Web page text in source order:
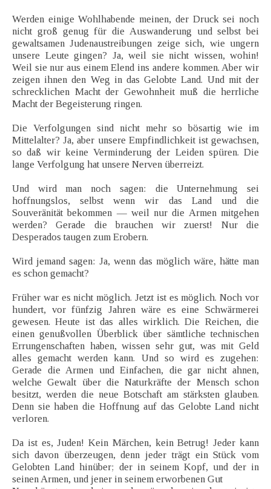
Werden einige Wohlhabende meinen, der Druck sei noch
nicht groß genug für die Auswanderung und selbst bei
gewaltsamen Judenaustreibungen zeige sich, wie ungern
unsere Leute gingen? Ja, weil sie nicht wissen, wohin!
Weil sie nur aus einem Elend ins andere kommen. Aber wir
zeigen ihnen den Weg in das Gelobte Land. Und mit der
schrecklichen Macht der Gewohnheit muß die herrliche
Macht der Begeisterung ringen.
Die Verfolgungen sind nicht mehr so bösartig wie im
Mittelalter? Ja, aber unsere Empfindlichkeit ist gewachsen,
so daß wir keine Verminderung der Leiden spüren. Die
lange Verfolgung hat unsere Nerven überreizt.
Und wird man noch sagen: die Unternehmung sei
hoffnungslos, selbst wenn wir das Land und die
Souveränität bekommen — weil nur die Armen mitgehen
werden? Gerade die brauchen wir zuerst! Nur die
Desperados taugen zum Erobern.
Wird jemand sagen: Ja, wenn das möglich wäre, hätte man
es schon gemacht?
Früher war es nicht möglich. Jetzt ist es möglich. Noch vor
hundert, vor fünfzig Jahren wäre es eine Schwärmerei
gewesen. Heute ist das alles wirklich. Die Reichen, die
einen genußvollen Überblick über sämtliche technischen
Errungenschaften haben, wissen sehr gut, was mit Geld
alles gemacht werden kann. Und so wird es zugehen:
Gerade die Armen und Einfachen, die gar nicht ahnen,
welche Gewalt über die Naturkräfte der Mensch schon
besitzt, werden die neue Botschaft am stärksten glauben.
Denn sie haben die Hoffnung auf das Gelobte Land nicht
verloren.
Da ist es, Juden! Kein Märchen, kein Betrug! Jeder kann
sich davon überzeugen, denn jeder trägt ein Stück vom
Gelobten Land hinüber; der in seinem Kopf, und der in
seinen Armen, und jener in seinem erworbenen Gut